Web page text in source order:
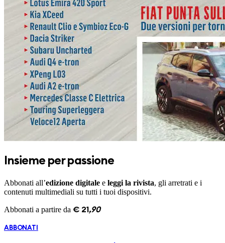
Insieme per passione
Abbonati all’edizione digitale e leggi la rivista, gli arretrati e i
contenuti multimediali su tutti i tuoi dispositivi.
Abbonati a partire da € 21 ,90
ABBONATI